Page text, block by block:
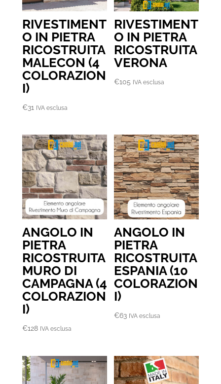
RIVESTIMENT
O IN PIETRA
RICOSTRUITA
MALECON (4
COLORAZION
I)
€31 IVA esclusa
RIVESTIMENT
O IN PIETRA
RICOSTRUITA
VERONA
€105 IVA esclusa
ANGOLO IN
PIETRA
RICOSTRUITA
MURO DI
CAMPAGNA (4
COLORAZION
I)
€128 IVA esclusa
ANGOLO IN
PIETRA
RICOSTRUITA
ESPANIA (10
COLORAZION
I)
€63 IVA esclusa